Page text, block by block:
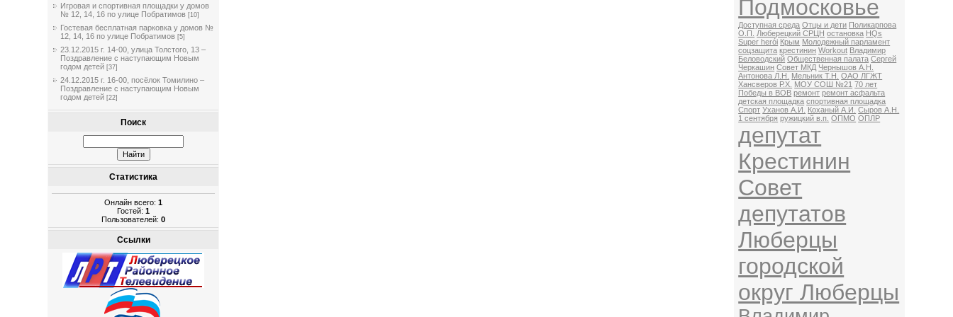
Игровая и спортивная площадки у домов
№ 12, 14, 16 по улице Побратимов [10]
Гостевая бесплатная парковка у домов №
12, 14, 16 по улице Побратимов [5]
23.12.2015 г. 14-00, улица Толстого, 13 –
Поздравление с наступающим Новым
годом детей [37]
24.12.2015 г. 16-00, посёлок Томилино –
Поздравление с наступающим Новым
годом детей [22]
Поиск
Статистика
Онлайн всего:1
Гостей:1
Пользователей:0
Ссылки
Подмосковье
Доступная среда Отцы и дети Поликарпова
О.П.
Люберецкий СРЦН остановка HQs
Super herói Крым Молодежный парламент
соцзащита крестинин Workout Владимир
Беловодский Общественная палата Сергей
Черкашин Совет МКД Чернышов А.Н.
Антонова Л.Н.
Мельник Т.Н.
ОАО ЛГЖТ
Хансверов Р.Х. МОУ СОШ №21 70 лет
Победы в ВОВ ремонт ремонт асфальта
детская площадка спортивная площадка
Спорт Уханов А.И. Коханый А.И.
Сыров А.Н.
1 сентября ружицкий в.п. ОПМО ОПЛР
депутат
Крестинин
Совет
депутатов
Люберцы
городской
округ Люберцы